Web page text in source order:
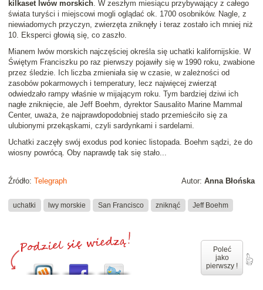
kilkaset lwów morskich. W zeszłym miesiącu przybywający z całego
świata turyści i miejscowi mogli oglądać ok. 1700 osobników. Nagle, z
niewiadomych przyczyn, zwierzęta zniknęły i teraz zostało ich mniej niż
10. Eksperci głowią się, co zaszło.
Mianem lwów morskich najczęściej określa się uchatki kalifornijskie. W
Świętym Franciszku po raz pierwszy pojawiły się w 1990 roku, zwabione
przez śledzie. Ich liczba zmieniała się w czasie, w zależności od
zasobów pokarmowych i temperatury, lecz najwięcej zwierząt
odwiedzało rampy właśnie w mijającym roku. Tym bardziej dziwi ich
nagłe zniknięcie, ale Jeff Boehm, dyrektor Sausalito Marine Mammal
Center, uważa, że najprawdopodobniej stado przemieściło się za
ulubionymi przekąskami, czyli sardynkami i sardelami.
Uchatki zaczęły swój exodus pod koniec listopada. Boehm sądzi, że do
wiosny powrócą. Oby naprawdę tak się stało...
Autor: Anna Błońska
Źródło: Telegraph
uchatki lwy morskie San Francisco zniknąć Jeff Boehm
Poleć
jako
pierwszy !